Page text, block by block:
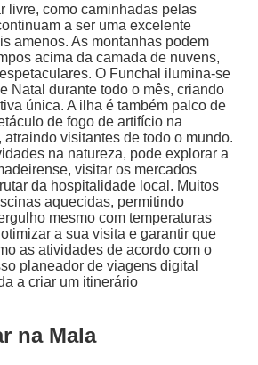
livre, como caminhadas pelas
a ser uma excelente
amenos. As montanhas podem
acima da camada de nuvens,
O Funchal ilumina-se
Natal durante todo o mês, criando
única. A ilha é também palco de
de fogo de artifício na
atraindo visitantes de todo o mundo.
na natureza, pode explorar a
visitar os mercados
da hospitalidade local. Muitos
aquecidas, permitindo
mesmo com temperaturas
a sua visita e garantir que
as atividades de acordo com o
planeador de viagens digital
a criar um itinerário
na Mala